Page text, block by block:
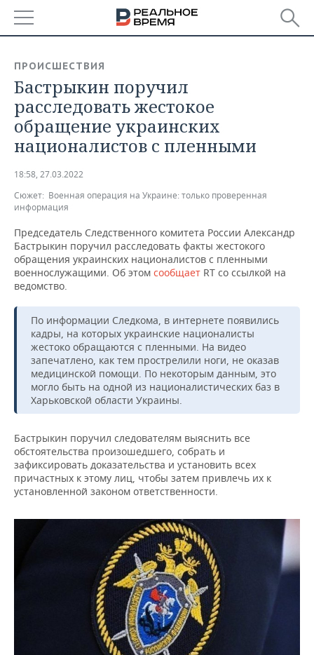
БАШКОРТОСТАН
ТАТАРСТАН
УДМУРТИЯ
НОВОСТИ
АНАЛИТИКА
НОВОСТИ АНАЛИТИКИ
ДЕКЛАРАЦИИ О ДОХОДАХ
КОРОЛИ ГОСЗАКАЗА ПФО
ВУЗЫ ТАТАРСТАНА
КОМУ ПРИНАДЛЕЖАТ
ТОРГОВЫЕ ЦЕНТРЫ
ЭКОНОМИКА
НОВОСТИ ЭКОНОМИКИ
ФИНАНСЫ
БАНКИ
БЮДЖЕТ
ИНВЕСТИЦИИ
ПРОМЫШЛЕННОСТЬ
НОВОСТИ
АГРОПРОМ
МАШИНОСТРОЕНИЕ
НЕФТЕХИМИЯ
НЕФТЬ
ОПК
ЭНЕРГЕТИКА
НЕДВИЖИМОСТЬ
НОВОСТИ НЕДВИЖИМОСТИ
АВТО
НОВОСТИ АВТО
БИЗНЕС
НОВОСТИ БИЗНЕСА
РОЗНИЧНАЯ ТОРГОВЛЯ
ТРАНСПОРТ
УСЛУГИ
ТЕХНОЛОГИИ
НОВОСТИ ТЕХНОЛОГИЙ
МЕДИА
ТЕЛЕКОММУНИКАЦИИ
МЕРОПРИЯТИЯ
НОВОСТИ МЕРОПРИЯТИЙ
ВЫЕЗДНАЯ РЕДАКЦИЯ
БИЗНЕС-БРАНЧИ
ONLINE-КОНФЕРЕНЦИИ
СПОРТ
НОВОСТИ СПОРТА
ФУТБОЛ
ХОККЕЙ
ФИГУРНОЕ КАТАНИЕ
ВОДНЫЕ ВИДЫ СПОРТА
ОБЩЕСТВО
НОВОСТИ ОБЩЕСТВА
ВЛАСТЬ
ОБРАЗОВАНИЕ
ФОТОГАЛЕРЕЯ
СЮЖЕТЫ
СПИСОК КОМПАНИЙ
ПРОИСШЕСТВИЯ
Бастрыкин поручил
расследовать жестокое
обращение украинских
националистов с пленными
18:58, 27.03.2022
Сюжет: Военная операция на Украине: только проверенная
информация
Председатель Следственного комитета России Александр
Бастрыкин поручил расследовать факты жестокого
обращения украинских националистов с пленными
военнослужащими. Об этом сообщает RT со ссылкой на
ведомство.
По информации Следкома, в интернете появились
кадры, на которых украинские националисты
жестоко обращаются с пленными. На видео
запечатлено, как тем прострелили ноги, не оказав
медицинской помощи. По некоторым данным, это
могло быть на одной из националистических баз в
Харьковской области Украины.
Бастрыкин поручил следователям выяснить все
обстоятельства произошедшего, собрать и
зафиксировать доказательства и установить всех
причастных к этому лиц, чтобы затем привлечь их к
установленной законом ответственности.